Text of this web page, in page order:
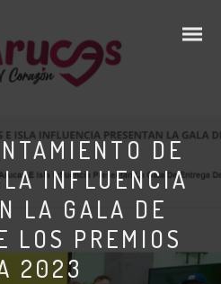
DE
INFLUENCIA
LA GALA DE
LOS PREMIOS
2023